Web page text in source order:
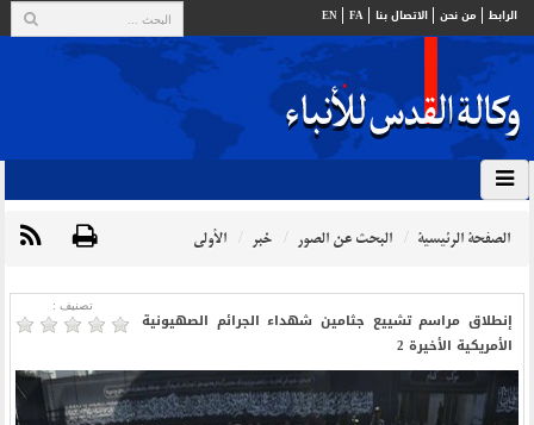
الرابط من نحن الاتصال بنا FA
EN
الصفحة الرئيسية البحث عن الصور خبر الأولي
تصنیف :
إنطلاق مراسم تشييع جثامين شهداء الجرائم الصهيونية
الأمريكية الأخيرة 2